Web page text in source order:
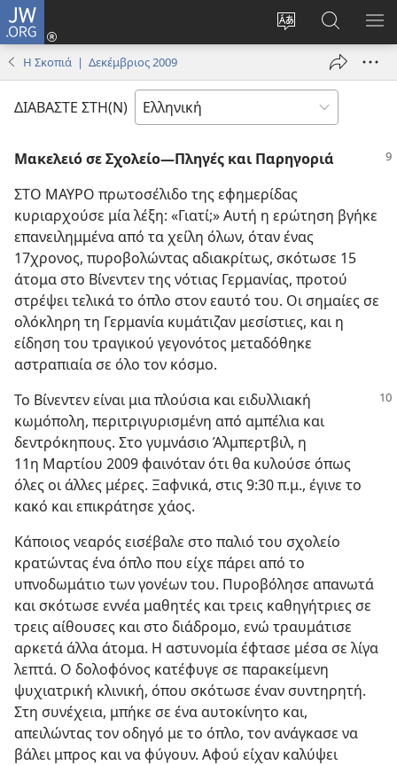
JW.ORG
Αλλαγή
γλώσσας
ιστότοπου
Σύνδεση
(ανοίγει
παράθυρο)
στο
JW.ORG
Η Σκοπιά | Δεκέμβριος 2009
ΔΙΑΒΑΣΤΕ ΣΤΗ(Ν)
Μακελειό σε Σχολείο​—Πληγές και Παρηγοριά
ΣΤΟ ΜΑΥΡΟ πρωτοσέλιδο της εφημερίδας
κυριαρχούσε μία λέξη: «Γιατί;» Αυτή η ερώτηση βγήκε
επανειλημμένα από τα χείλη όλων, όταν ένας
17χρονος, πυροβολώντας αδιακρίτως, σκότωσε 15
άτομα στο Βίνεντεν της νότιας Γερμανίας, προτού
στρέψει τελικά το όπλο στον εαυτό του. Οι σημαίες σε
ολόκληρη τη Γερμανία κυμάτιζαν μεσίστιες, και η
είδηση του τραγικού γεγονότος μεταδόθηκε
αστραπιαία σε όλο τον κόσμο.
Το Βίνεντεν είναι μια πλούσια και ειδυλλιακή
κωμόπολη, περιτριγυρισμένη από αμπέλια και
δεντρόκηπους. Στο γυμνάσιο Άλμπερτβιλ, η
11η Μαρτίου 2009 φαινόταν ότι θα κυλούσε όπως
όλες οι άλλες μέρες. Ξαφνικά, στις 9:30 π.μ., έγινε το
κακό και επικράτησε χάος.
Κάποιος νεαρός εισέβαλε στο παλιό του σχολείο
κρατώντας ένα όπλο που είχε πάρει από το
υπνοδωμάτιο των γονέων του. Πυροβόλησε απανωτά
και σκότωσε εννέα μαθητές και τρεις καθηγήτριες σε
τρεις αίθουσες και στο διάδρομο, ενώ τραυμάτισε
αρκετά άλλα άτομα. Η αστυνομία έφτασε μέσα σε λίγα
λεπτά. Ο δολοφόνος κατέφυγε σε παρακείμενη
ψυχιατρική κλινική, όπου σκότωσε έναν συντηρητή.
Στη συνέχεια, μπήκε σε ένα αυτοκίνητο και,
απειλώντας τον οδηγό με το όπλο, τον ανάγκασε να
βάλει μπρος και να φύγουν. Αφού είχαν καλύψει